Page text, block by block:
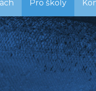
Pro školy